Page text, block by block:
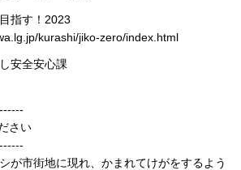
指す！2023
kurashi/jiko-zero/index.html
安全安心課
さい
が市街地に現れ、かまれてけがをするよう